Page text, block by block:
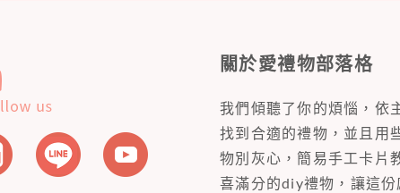
關於愛禮物部落格
我們傾聽了你的煩惱，依
找到合適的禮物，並且用
物別灰心，簡易手工卡片
喜滿分的diy禮物，讓這份